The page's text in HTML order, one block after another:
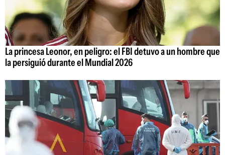
La princesa Leonor, en peligro: el FBI detuvo a un hombre que
la persiguió durante el Mundial 2026